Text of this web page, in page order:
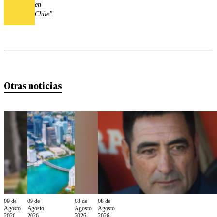
en
Chile".
Otras noticias
09 de
Agosto
2026
09 de
Agosto
2026
08 de
Agosto
2026
08 de
Agosto
2026